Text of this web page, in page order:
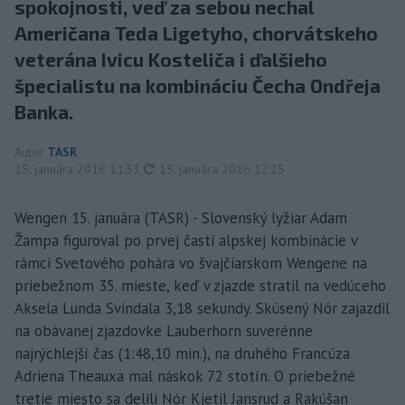
spokojnosti, veď za sebou nechal
Američana Teda Ligetyho, chorvátskeho
veterána Ivicu Kosteliča i ďalšieho
špecialistu na kombináciu Čecha Ondřeja
Banka.
Autor TASR
15. januára 2016 11:33
aktualizované
15. januára 2016 12:25
Wengen 15. januára (TASR) - Slovenský lyžiar Adam
Žampa figuroval po prvej časti alpskej kombinácie v
rámci Svetového pohára vo švajčiarskom Wengene na
priebežnom 35. mieste, keď v zjazde stratil na vedúceho
Aksela Lunda Svindala 3,18 sekundy. Skúsený Nór zajazdil
na obávanej zjazdovke Lauberhorn suverénne
najrýchlejší čas (1:48,10 min.), na druhého Francúza
Adriena Theauxa mal náskok 72 stotín. O priebežné
tretie miesto sa delili Nór Kjetil Jansrud a Rakúšan